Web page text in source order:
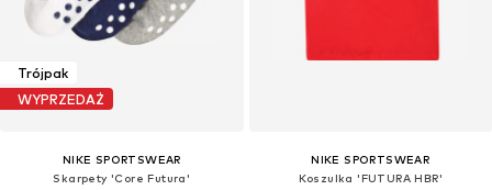
Trójpak
WYPRZEDAŻ
NIKE SPORTSWEAR
Skarpety 'Core Futura'
NIKE SPORTSWEAR
Koszulka 'FUTURA HBR'